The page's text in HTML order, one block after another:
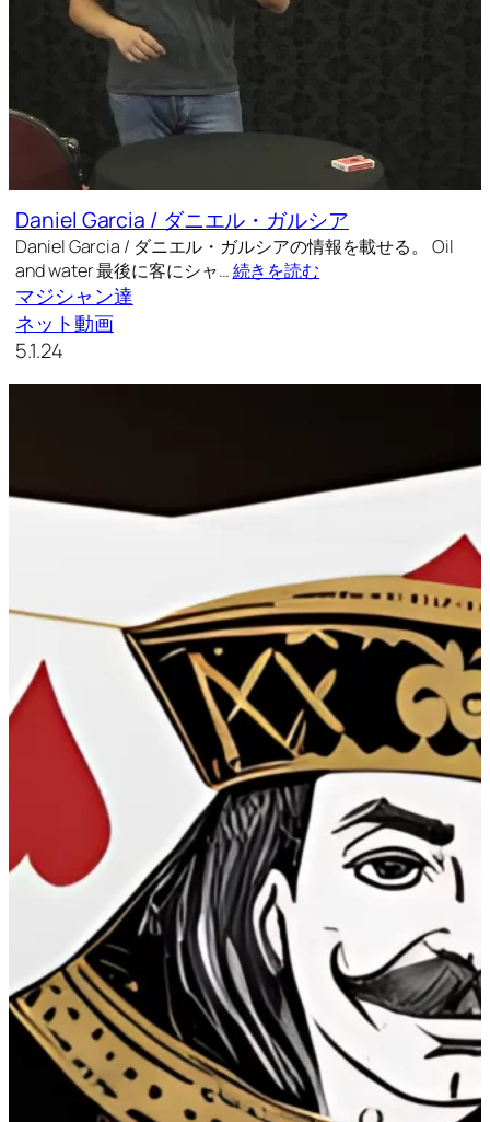
Daniel Garcia / ダニエル・ガルシア
Daniel Garcia / ダニエル・ガルシアの情報を載せる。 Oil
and water 最後に客にシャ…続きを読む
マジシャン達
ネット動画
5.1.24